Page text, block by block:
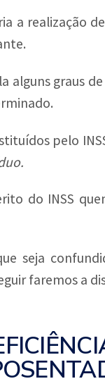
a realização
alguns graus
pelo
do INSS
seja
faremos a